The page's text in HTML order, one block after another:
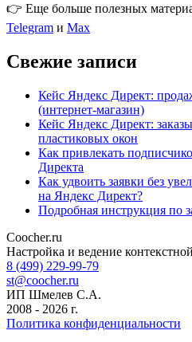
👉 Еще больше полезных
Telegram и Max
Свежие записи
Кейс Яндекс Директ:
(интернет-магазин)
Кейс Яндекс Директ:
пластиковых окон
Как привлекать
Директа
Как удвоить заявки без
на Яндекс Директ?
Подробная инструкция по
Amphibious Theme by
Coocher.ru
Настройка и ведение
8 (499) 229-99-79
st@coocher.ru
ИП Шмелев С.А.
2008 - 2026 г.
Политика конфиденциальности